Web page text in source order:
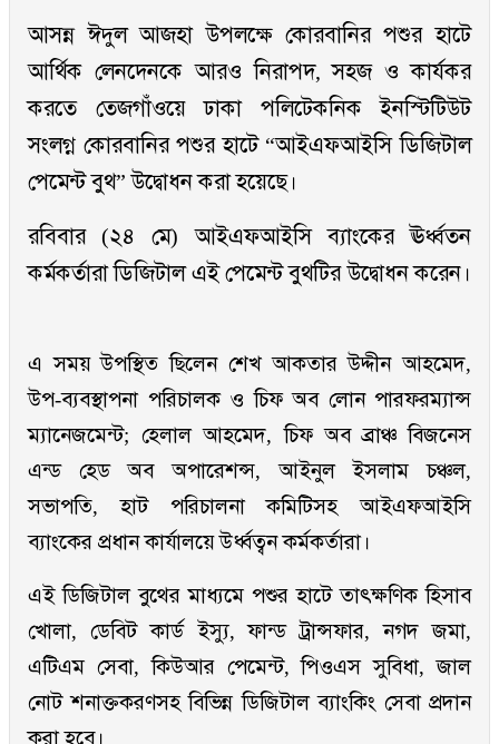
আসন্ন ঈদুল আজহা উপলক্ষে কোরবানির পশুর হাটে
আর্থিক লেনদেনকে আরও নিরাপদ, সহজ ও কার্যকর
করতে তেজগাঁওয়ে ঢাকা পলিটেকনিক ইনস্টিটিউট
সংলগ্ন কোরবানির পশুর হাটে “আইএফআইসি ডিজিটাল
পেমেন্ট বুথ” উদ্বোধন করা হয়েছে।
রবিবার (২৪ মে) আইএফআইসি ব্যাংকের ঊর্ধ্বতন
কর্মকর্তারা ডিজিটাল এই পেমেন্ট বুথটির উদ্বোধন করেন।
এ সময় উপস্থিত ছিলেন শেখ আকতার উদ্দীন আহমেদ,
উপ-ব্যবস্থাপনা পরিচালক ও চিফ অব লোন পারফরম্যান্স
ম্যানেজমেন্ট; হেলাল আহমেদ, চিফ অব ব্রাঞ্চ বিজনেস
এন্ড হেড অব অপারেশন্স, আইনুল ইসলাম চঞ্চল,
সভাপতি, হাট পরিচালনা কমিটিসহ আইএফআইসি
ব্যাংকের প্রধান কার্যালয়ে উর্ধ্বত্বন কর্মকর্তারা।
এই ডিজিটাল বুথের মাধ্যমে পশুর হাটে তাৎক্ষণিক হিসাব
খোলা, ডেবিট কার্ড ইস্যু, ফান্ড ট্রান্সফার, নগদ জমা,
এটিএম সেবা, কিউআর পেমেন্ট, পিওএস সুবিধা, জাল
নোট শনাক্তকরণসহ বিভিন্ন ডিজিটাল ব্যাংকিং সেবা প্রদান
করা হবে।